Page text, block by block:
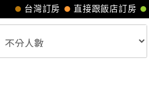
直接跟飯店訂房
台灣訂房